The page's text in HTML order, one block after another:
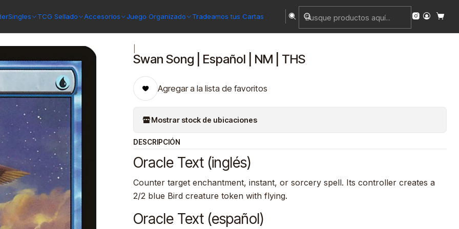
Singles TCG Sellado Accesorios Juego Organizado Tradeamos tus Cartas
| Español | NM | THS
Swan Song | Español | NM | THS
Agregar a la lista de favoritos
Mostrar stock de ubicaciones
DESCRIPCIÓN
Oracle Text (inglés)
Counter target enchantment, instant, or sorcery spell. Its controller creates a
2/2 blue Bird creature token with flying.
Oracle Text (español)